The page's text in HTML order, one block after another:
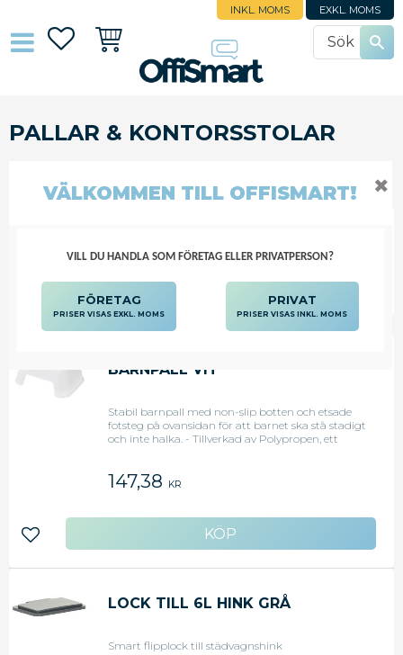
INKL. MOMS EXKL. MOMS
FavoriterKundvagn
PALLAR & KONTORSSTOLAR
FILTRERA SORTERA
BARNPALL VIT
Stabil barnpall med non-slip botten och etsade
fotsteg på ovansidan för att barnet ska stå stadigt
och inte halka. - Tillverkad av Polypropen, ett
147,38 KR
Lägg till i favoriter
LOCK TILL 6L HINK GRÅ
Smart flipplock till städvagnshink
VÄLKOMMEN TILL OFFISMART!
VILL DU HANDLA SOM FÖRETAG ELLER PRIVATPERSON?
FÖRETAG
PRISER VISAS EXKL. MOMS
PRIVAT
PRISER VISAS INKL. MOMS
✖